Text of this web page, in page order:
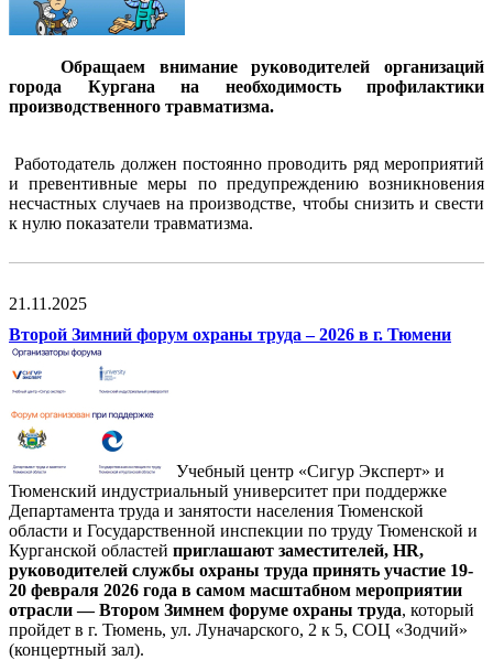
Обращаем внимание руководителей организаций
города Кургана на необходимость профилактики
производственного травматизма.
Работодатель должен постоянно проводить ряд мероприятий
и превентивные меры по предупреждению возникновения
несчастных случаев на производстве, чтобы снизить и свести
к нулю показатели травматизма.
21.11.2025
Второй Зимний форум охраны труда – 2026 в г. Тюмени
Учебный центр «Сигур Эксперт» и
Тюменский индустриальный университет при поддержке
Департамента труда и занятости населения Тюменской
области и Государственной инспекции по труду Тюменской и
Курганской областей приглашают заместителей, HR,
руководителей службы охраны труда принять участие 19-
20 февраля 2026 года в самом масштабном мероприятии
отрасли — Втором Зимнем форуме охраны труда, который
пройдет в г. Тюмень, ул. Луначарского, 2 к 5, СОЦ «Зодчий»
(концертный зал).